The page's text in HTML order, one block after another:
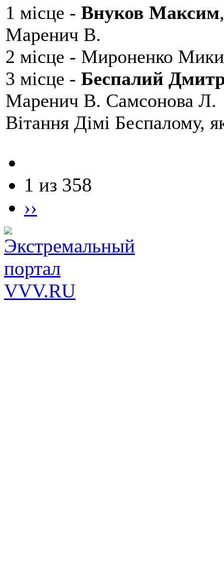
1 місце - Внуков Максим
Маренич В.
2 місце - Мироненко
3 місце - Беспалий
Маренич В. Самсонова Л.
Вітання Дімі Беспалому,
1 из 358
››